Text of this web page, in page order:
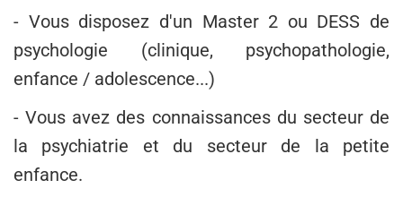
- Vous disposez d'un Master 2 ou DESS de
psychologie (clinique, psychopathologie,
enfance / adolescence...)
- Vous avez des connaissances du secteur de
la psychiatrie et du secteur de la petite
enfance.